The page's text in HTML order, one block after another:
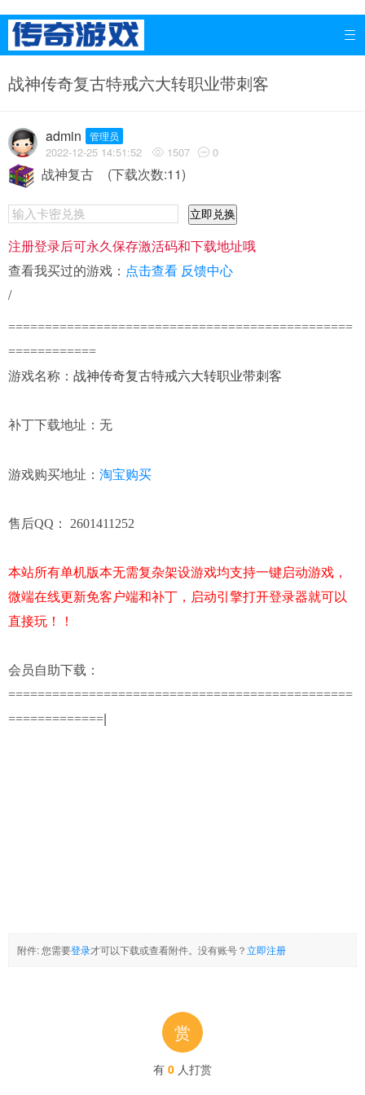

战神传奇复古特戒六大转职业带刺客
admin 管理员
2022-12-25 14:51:52  1507  0
战神复古 (下载次数:11)
立即兑换
注册登录后可永久保存激活码和下载地址哦
查看我买过的游戏： 点击查看 反馈中心
/
===============================================
============
游戏名称： 战神传奇复古特戒六大转职业带刺客
补丁下载地址：无
游戏购买地址： 淘宝购买
售后QQ： 2601411252
本站所有单机版本无需复杂架设游戏均支持一键启动游戏，
微端在线更新免客户端和补丁，启动引擎打开登录器就可以
直接玩！！
会员自助下载：
===============================================
=============
附件:您需要登录才可以下载或查看附件。没有账号？立即注册
赏
有 0 人打赏